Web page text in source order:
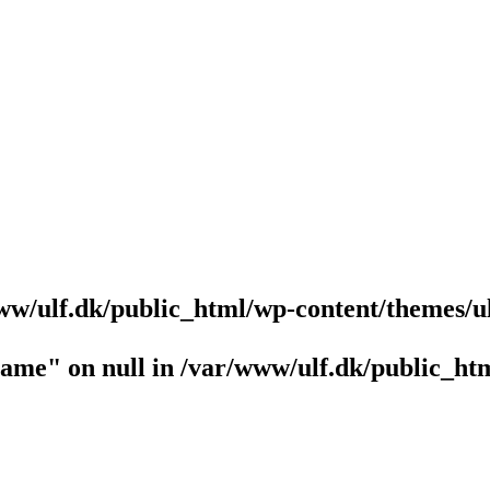
ulf.dk/public_html/wp-content/themes/
on null in /var/www/ulf.dk/